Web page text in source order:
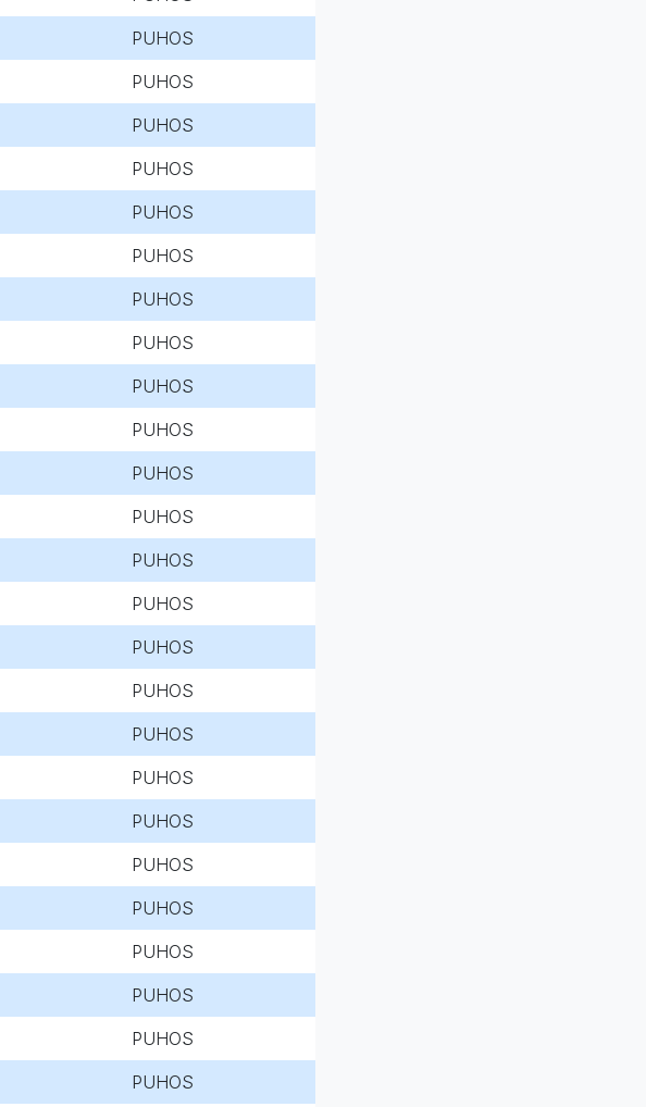
PUHOS
PUHOS
PUHOS
PUHOS
PUHOS
PUHOS
PUHOS
PUHOS
PUHOS
PUHOS
PUHOS
PUHOS
PUHOS
PUHOS
PUHOS
PUHOS
PUHOS
PUHOS
PUHOS
PUHOS
PUHOS
PUHOS
PUHOS
PUHOS
PUHOS